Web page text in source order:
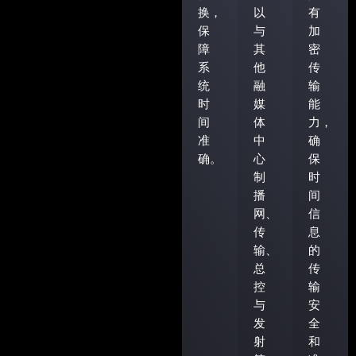
换，
保
障
系
统
时
间
准
确。
以
与
其
他
融
媒
体
中
心
制
播
网、
传
输、
总
控
与
发
射
有
加
密
传
输
能
力，
确
保
时
间
信
息
的
传
输
安
全
和